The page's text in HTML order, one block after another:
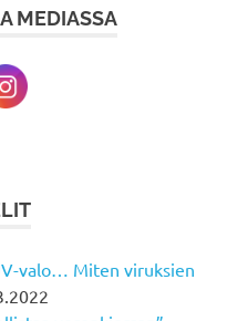
MEDIASSA
valo… Miten viruksien